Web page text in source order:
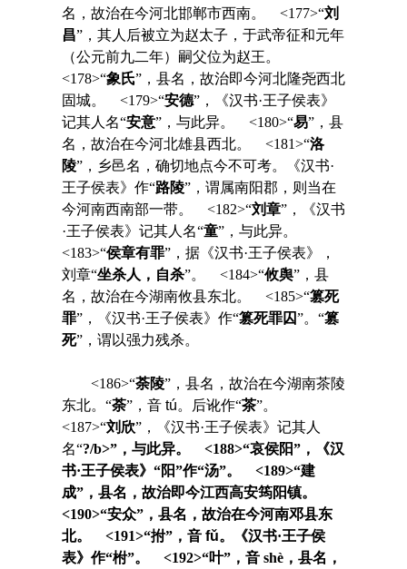
名，故治在今河北邯郸市西南。 <177>“刘
昌”，其人后被立为赵太子，于武帝征和元年
（公元前九二年）嗣父位为赵王。
<178>“象氏”，县名，故治即今河北隆尧西北
固城。 <179>“安德”，《汉书·王子侯表》
记其人名“安意”，与此异。 <180>“易”，县
名，故治在今河北雄县西北。 <181>“洛
陵”，乡邑名，确切地点今不可考。《汉书·
王子侯表》作“路陵”，谓属南阳郡，则当在
今河南西南部一带。 <182>“刘章”，《汉书
·王子侯表》记其人名“童”，与此异。
<183>“侯章有罪”，据《汉书·王子侯表》，
刘章“坐杀人，自杀”。 <184>“攸舆”，县
名，故治在今湖南攸县东北。 <185>“篡死
罪”，《汉书·王子侯表》作“篡死罪囚”。“篡
死”，谓以强力残杀。
<186>“荼陵”，县名，故治在今湖南茶陵
东北。“荼”，音 tú。后讹作“茶”。
<187>“刘欣”，《汉书·王子侯表》记其人
名“?/b>”，与此异。 <188>“哀侯阳”，《汉
书·王子侯表》“阳”作“汤”。 <189>“建
成”，县名，故治即今江西高安筠阳镇。
<190>“安众”，县名，故治在今河南邓县东
北。 <191>“拊”，音 fǔ。《汉书·王子侯
表》作“柎”。 <192>“叶”，音 shè，县名，